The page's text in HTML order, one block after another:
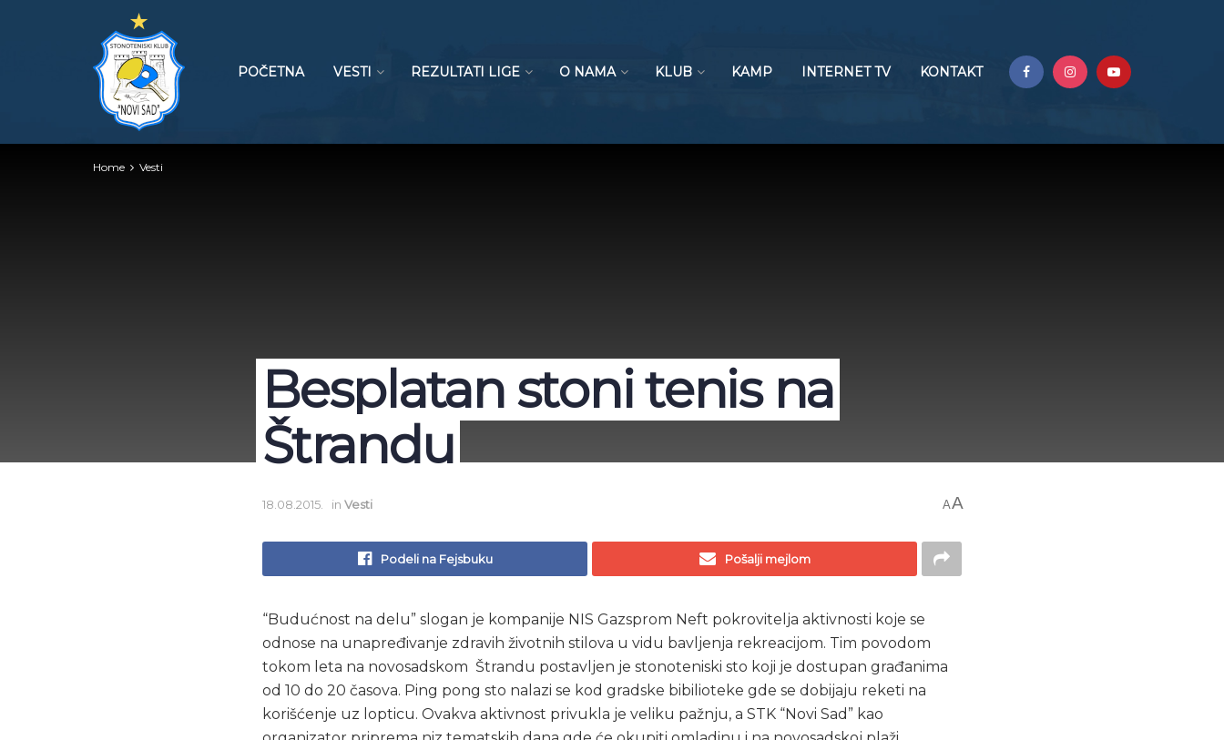
POČETNA VESTI REZULTATI LIGE O NAMA KLUB KAMP INTERNET TV KONTAKT
Home Vesti
Besplatan stoni tenis na
Štrandu
18.08.2015. in Vesti AA
Podeli na Fejsbuku Pošalji mejlom
“Budućnost na delu” slogan je kompanije NIS Gazsprom Neft pokrovitelja aktivnosti koje se
odnose na unapređivanje zdravih životnih stilova u vidu bavljenja rekreacijom. Tim povodom
tokom leta na novosadskom Štrandu postavljen je stonoteniski sto koji je dostupan građanima
od 10 do 20 časova. Ping pong sto nalazi se kod gradske bibilioteke gde se dobijaju reketi na
korišćenje uz lopticu. Ovakva aktivnost privukla je veliku pažnju, a STK “Novi Sad” kao